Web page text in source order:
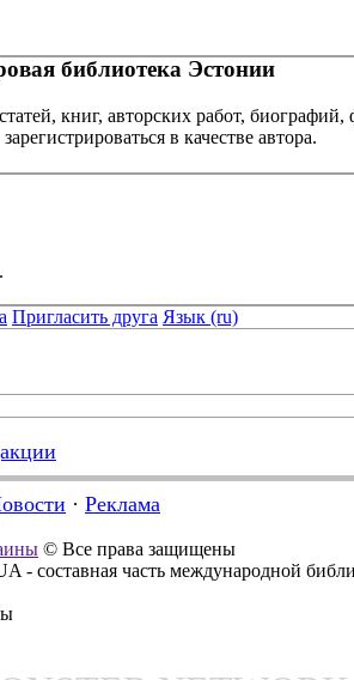
библиотека Эстонии
книг, авторских работ,
в качестве автора.
Пригласить друга Язык (ru)
· Реклама
© Все права защищены
- составная часть международной